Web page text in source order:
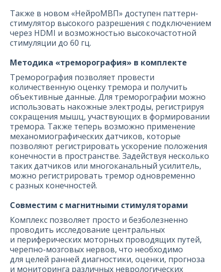
Также в новом «НейроМВП» доступен паттерн-
стимулятор высокого разрешения с подключением
через HDMI и возможностью высокочастотной
стимуляции до 60 гц.
Методика «треморография» в комплекте
Треморография позволяет провести
количественную оценку тремора и получить
объективные данные. Для треморографии можно
использовать накожные электроды, регистрируя
сокращения мышц, участвующих в формировании
тремора. Также теперь возможно применение
механомиографических датчиков, которые
позволяют регистрировать ускорение положения
конечности в пространстве. Задействуя несколько
таких датчиков или многоканальный усилитель,
можно регистрировать тремор одновременно
с разных конечностей.
Совместим с магнитными стимуляторами
Комплекс позволяет просто и безболезненно
проводить исследование центральных
и периферических моторных проводящих путей,
черепно-мозговых нервов, что необходимо
для целей ранней диагностики, оценки, прогноза
и мониторинга различных неврологических